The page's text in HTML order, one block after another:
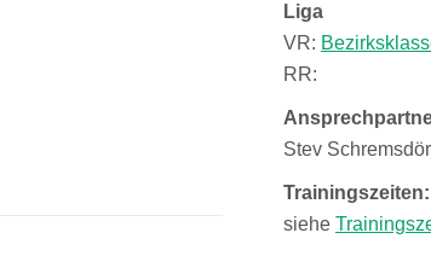
Liga
VR:
RR:
Stev
Trainingszeiten:
siehe